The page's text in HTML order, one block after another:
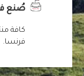
صُنع
كافة
فرنسا.